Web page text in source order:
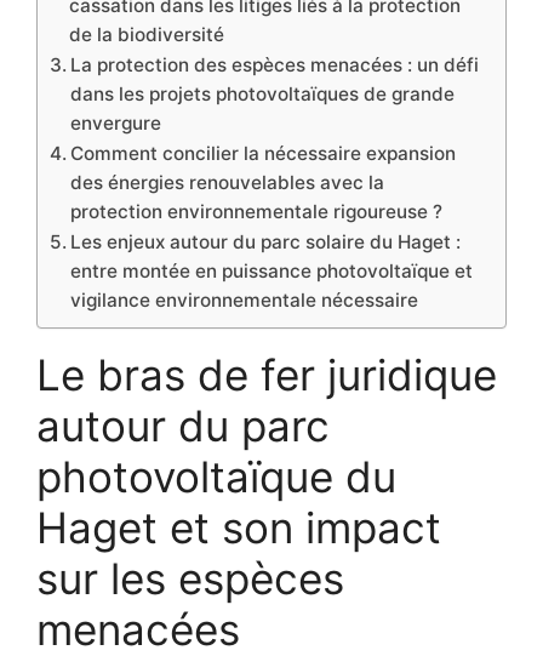
cassation dans les litiges liés à la protection
de la biodiversité
La protection des espèces menacées : un défi
dans les projets photovoltaïques de grande
envergure
Comment concilier la nécessaire expansion
des énergies renouvelables avec la
protection environnementale rigoureuse ?
Les enjeux autour du parc solaire du Haget :
entre montée en puissance photovoltaïque et
vigilance environnementale nécessaire
Le bras de fer juridique
autour du parc
photovoltaïque du
Haget et son impact
sur les espèces
menacées